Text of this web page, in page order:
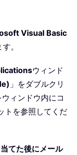
Visual Basic
。
ウィンド
」をダブルクリ
ィンドウ内にコ
トを参照してくだ
てた後にメール